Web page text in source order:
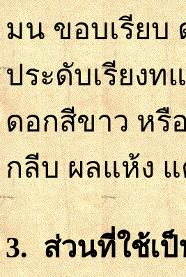
มน ขอบเรียบ
ประดับเรียง
ดอกสีขาว หรื
กลีบ ผลแห้ง
3.ส่วนที่ใช้เ